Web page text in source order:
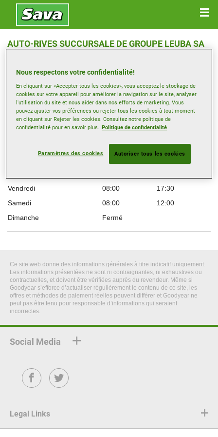
AUTO-RIVES SUCCURSALE DE GROUPE LEUBA SA
Ouvrir directions
Heures d’ouverture
Montag 08:00
17:30
08:00
17:30
08:00
Vendredi
08:00
17:30
Samedi
08:00
12:00
Dimanche
Fermé
Ce site web donne des informations générales à titre indicatif uniquement.
Les informations présentées ne sont ni contraignantes, ni exhaustives ou
contractuelles, et doivent être vérifiées auprès du revendeur. Même si
Goodyear s’efforce d’actualiser régulièrement le contenu de ce site, les
offres et méthodes de paiement réelles peuvent différer et Goodyear ne
peut pas être tenu pour responsable d’informations qui seraient
incorrectes.
Social Media
FacebookTwitter
Legal Links
Nous respectons votre confidentialité!
En cliquant sur «Accepter tous les cookies», vous acceptez le stockage de
cookies sur votre appareil pour améliorer la navigation sur le site, analyser
l'utilisation du site et nous aider dans nos efforts de marketing. Vous
pouvez ajuster vos préférences ou rejeter tous les cookies à tout moment
en cliquant sur Rejeter les cookies. Consultez notre politique de
confidentialité pour en savoir plus. Politique de confidentialité
Paramètres des cookies Autoriser tous les cookies